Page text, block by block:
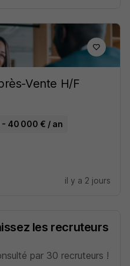
Vente H/F
40 000 € / an
il y a 2 jours
les recruteurs
par 30 recruteurs !